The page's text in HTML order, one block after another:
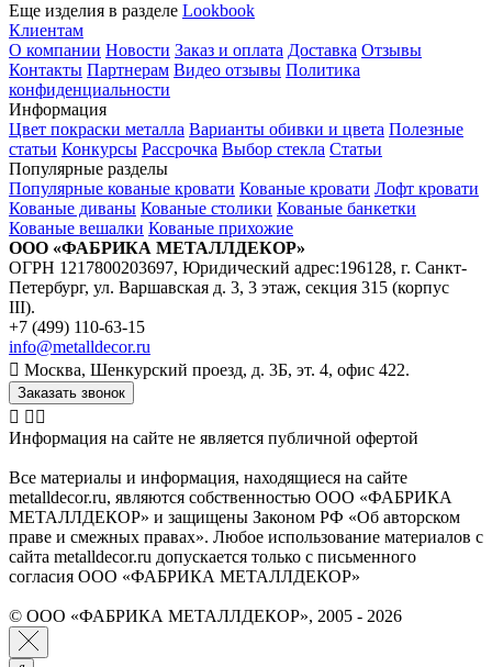
Еще изделия в разделе Lookbook
Клиентам
О компании Новости Заказ и оплата Доставка Отзывы
Контакты Партнерам Видео отзывы Политика
конфиденциальности
Информация
Цвет покраски металла Варианты обивки и цвета Полезные
статьи Конкурсы Рассрочка Выбор стекла Статьи
Популярные разделы
Популярные кованые кровати Кованые кровати Лофт кровати
Кованые диваны Кованые столики Кованые банкетки
Кованые вешалки Кованые прихожие
ООО «ФАБРИКА МЕТАЛЛДЕКОР»
ОГРН 1217800203697, Юридический адрес:196128, г. Санкт-
Петербург, ул. Варшавская д. 3, 3 этаж, секция 315 (корпус
III).
+7 (499) 110-63-15
info@metalldecor.ru
Москва, Шенкурский проезд, д. 3Б, эт. 4, офис 422.
Заказать звонок
Информация на сайте не является публичной офертой
Все материалы и информация, находящиеся на сайте
metalldecor.ru, являются собственностью ООО «ФАБРИКА
МЕТАЛЛДЕКОР» и защищены Законом РФ «Об авторском
праве и смежных правах». Любое использование материалов с
сайта metalldecor.ru допускается только с письменного
согласия ООО «ФАБРИКА МЕТАЛЛДЕКОР»
© ООО «ФАБРИКА МЕТАЛЛДЕКОР», 2005 - 2026